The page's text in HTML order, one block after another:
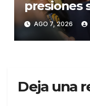
presiones
Suprema
AGO 7, 2026
Deja una